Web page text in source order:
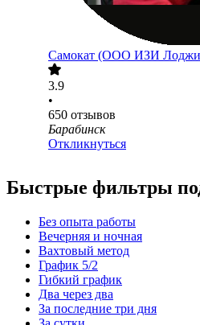
Самокат (ООО ИЗИ
3.9
•
650 отзывов
Барабинск
Откликнуться
Быстрые фильтры
Без опыта работы
Вечерняя и ночная
Вахтовый метод
График 5/2
Гибкий график
Два через два
За последние три дня